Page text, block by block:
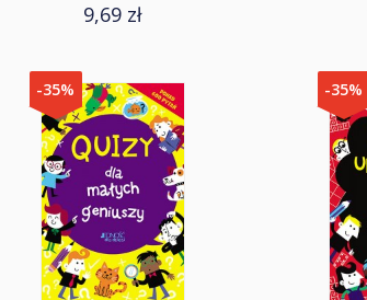
9,69 zł
-35% -35%